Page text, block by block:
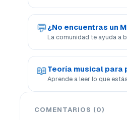
💬¿No encuentras un
La comunidad te ayuda a
📖Teoría musical para
Aprende a leer lo que
COMENTARIOS (0)